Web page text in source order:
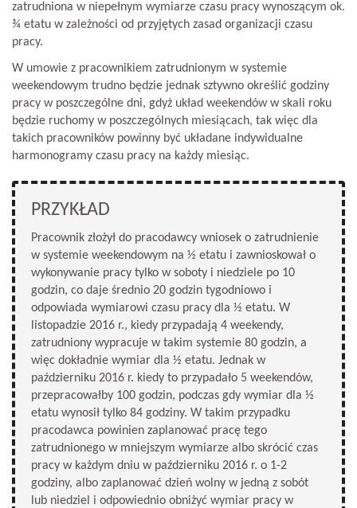
zatrudniona w niepełnym wymiarze czasu pracy wynoszącym ok.
¾ etatu w zależności od przyjętych zasad organizacji czasu
pracy.
W umowie z pracownikiem zatrudnionym w systemie
weekendowym trudno będzie jednak sztywno określić godziny
pracy w poszczególne dni, gdyż układ weekendów w skali roku
będzie ruchomy w poszczególnych miesiącach, tak więc dla
takich pracowników powinny być układane indywidualne
harmonogramy czasu pracy na każdy miesiąc.
PRZYKŁAD
Pracownik złożył do pracodawcy wniosek o zatrudnienie
w systemie weekendowym na ½ etatu i zawnioskował o
wykonywanie pracy tylko w soboty i niedziele po 10
godzin, co daje średnio 20 godzin tygodniowo i
odpowiada wymiarowi czasu pracy dla ½ etatu. W
listopadzie 2016 r., kiedy przypadają 4 weekendy,
zatrudniony wypracuje w takim systemie 80 godzin, a
więc dokładnie wymiar dla ½ etatu. Jednak w
październiku 2016 r. kiedy to przypadało 5 weekendów,
przepracowałby 100 godzin, podczas gdy wymiar dla ½
etatu wynosił tylko 84 godziny. W takim przypadku
pracodawca powinien zaplanować pracę tego
zatrudnionego w mniejszym wymiarze albo skrócić czas
pracy w każdym dniu w październiku 2016 r. o 1-2
godziny, albo zaplanować dzień wolny w jedną z sobót
lub niedziel i odpowiednio obniżyć wymiar pracy w